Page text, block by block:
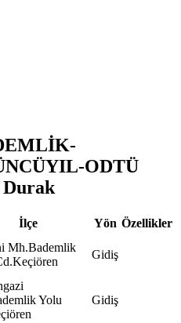
ODTÜ
Durak
İlçe Yön Özellikler
Mh.Bademlik
Gidiş
Yolu
Gidiş